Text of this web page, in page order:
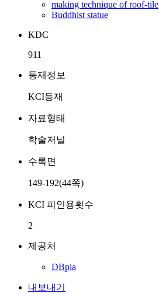
making technique of roof-tile
Buddhist statue
KDC
911
등재정보
KCI등재
자료형태
학술저널
수록면
149-192(44쪽)
KCI 피인용횟수
2
제공처
DBpia
내보내기